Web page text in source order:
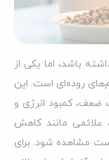
باشد، اما یکی از
روده‌ای است. این
ضعف، کمبود انرژی و
علائمی مانند کاهش
مشاهده شود. برای